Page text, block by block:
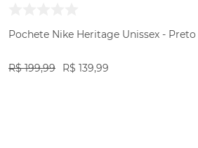
Pochete Nike Heritage Unissex - Preto
R$ 199,99 R$ 139,99